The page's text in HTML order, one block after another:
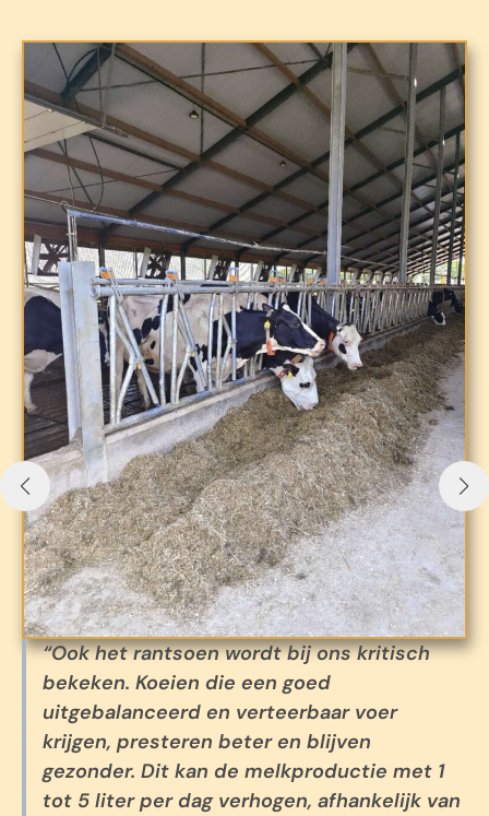
“Ook het rantsoen wordt bij ons kritisch
bekeken. Koeien die een goed
uitgebalanceerd en verteerbaar voer
krijgen, presteren beter en blijven
gezonder. Dit kan de melkproductie met 1
tot 5 liter per dag verhogen, afhankelijk van